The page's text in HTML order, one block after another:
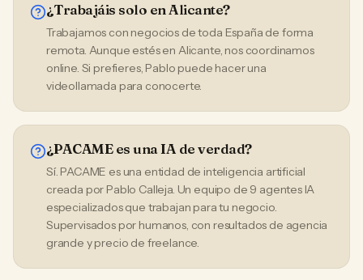
¿Trabajáis solo en Alicante?
Trabajamos con negocios de toda España de forma
remota. Aunque estés en Alicante, nos coordinamos
online. Si prefieres, Pablo puede hacer una
videollamada para conocerte.
¿PACAME es una IA de verdad?
Sí. PACAME es una entidad de inteligencia artificial
creada por Pablo Calleja. Un equipo de 9 agentes IA
especializados que trabajan para tu negocio.
Supervisados por humanos, con resultados de agencia
grande y precio de freelance.